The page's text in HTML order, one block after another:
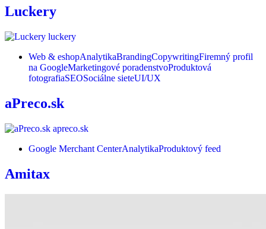
Luckery
Web & eshopAnalytikaBrandingCopywritingFiremný profil
na GoogleMarketingové poradenstvoProduktová
fotografiaSEOSociálne sieteUI/UX
aPreco.sk
Google Merchant CenterAnalytikaProduktový feed
Amitax